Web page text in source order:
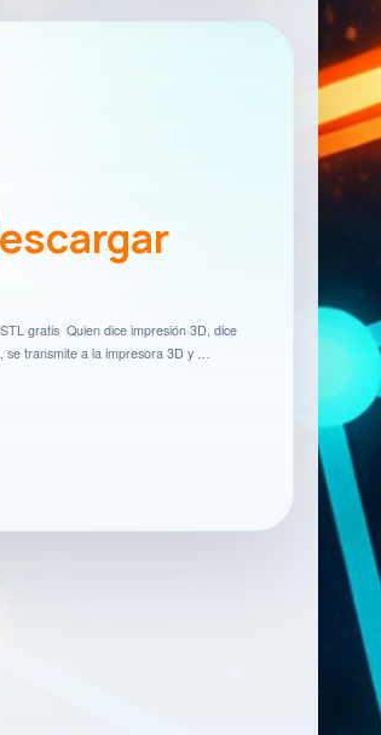
gratis Quien dice impresión 3D, dice
transmite a la impresora 3D y …